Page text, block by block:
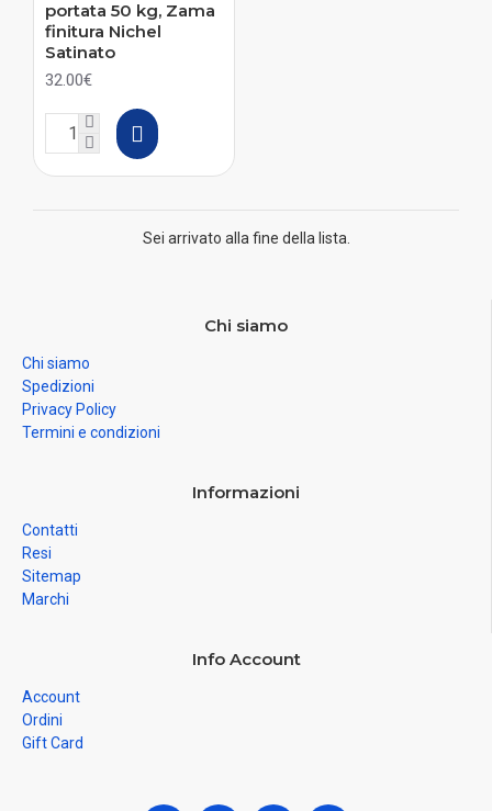
portata 50 kg, Zama
finitura Nichel
Satinato
32.00€
Sei arrivato alla fine della lista.
Chi siamo
Chi siamo
Spedizioni
Privacy Policy
Termini e condizioni
Informazioni
Contatti
Resi
Sitemap
Marchi
Info Account
Account
Ordini
Gift Card